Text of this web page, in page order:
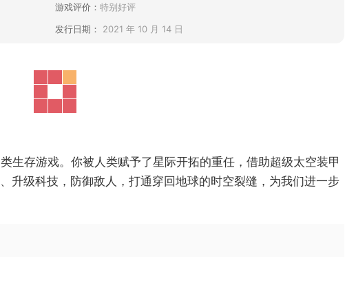
游戏评价： 特别好评
发行日期： 2021 年 10 月 14 日
生存游戏。你被人类赋予了星际开拓的重任，借助超级太空装甲
升级科技，防御敌人，打通穿回地球的时空裂缝，为我们进一步